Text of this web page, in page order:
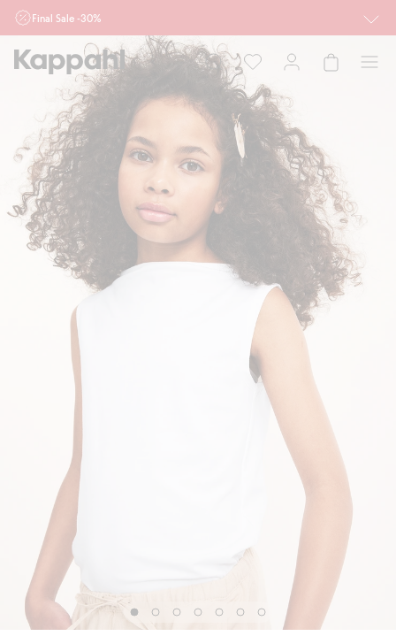
Final Sale -30%
Ważne przy zakupie min. 2 sztuk produktów włączonych w ofertę, również z
działu outlet do 10.8 w sklepach Kappahl i Newbie oraz na kappahl.com. Ofert
nie łączymy
Mężczyzna Dziecko
Niemowlę
Newbie